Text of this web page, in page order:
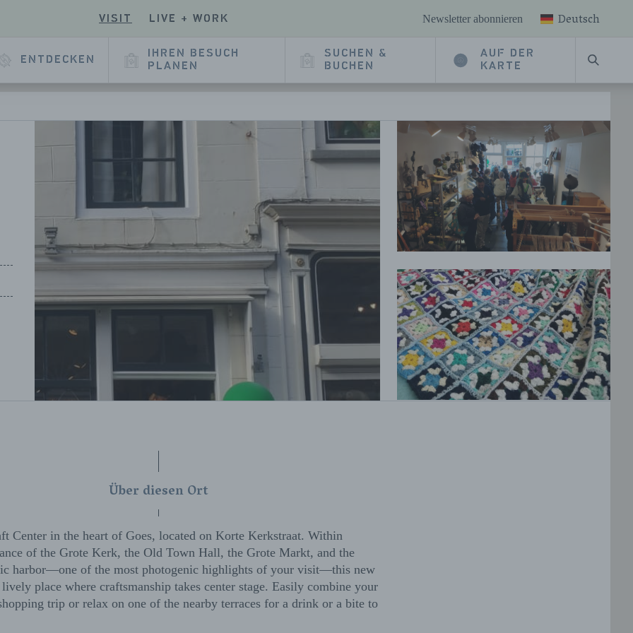
VISIT LIVE + WORK Newsletter abonnieren Deutsch
ENTDECKEN
IHREN BESUCH
PLANEN
SUCHEN &
BUCHEN
AUF DER
KARTE
SUCHE
Über diesen Ort
Center in the heart of Goes, located on Korte Kerkstraat. Within
of the Grote Kerk, the Old Town Hall, the Grote Markt, and the
harbor—one of the most photogenic highlights of your visit—this new
place where craftsmanship takes center stage. Easily combine your
trip or relax on one of the nearby terraces for a drink or a bite to